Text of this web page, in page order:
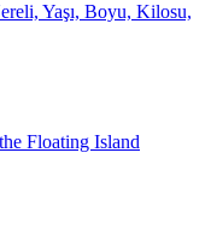
Yaşı, Boyu, Kilosu,
Floating Island